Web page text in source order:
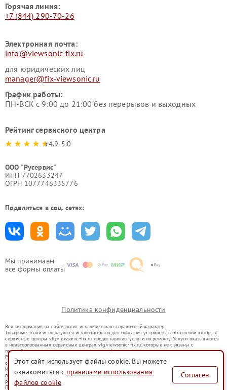
Мы принимаем
все формы оплаты
Горячая линия:
+7 (844) 290-70-26
Электронная почта:
info@viewsonic-fix.ru
для юридических лиц
manager@fix-viewsonic.ru
График работы:
ПН-ВСК с 9:00 до 21:00 без перерывов и выходных
Рейтинг сервисного центра
4.9-5.0
ООО "Русервис"
ИНН 7702633247
ОГРН 1077746335776
Поделиться в соц. сетях:
Политика конфиденциальности
Вся информация на сайте носит исключительно справочный характер.
Товарные знаки используются исключительно для описания устройств, в отношении которых
сервисные центры vlg.viewsonic-fix.ru предоставляют услуги по ремонту. Услуги оказываются
в неавторизованных сервисных центрах vlg.viewsonic-fix.ru, которые не связаны с
правообладателями товарных знаков или их официальными представителями.
Ремонт осуществляется для устройств, уже введенных в гражданский оборот в соответствии
со статьей 1487 ГК РФ.
Использование товарных знаков не преследует цели индивидуализации услуг или введения
потребителей в заблуждение, а служит для информирования о предоставляемых услугах по
ремонту техники указанных брендов.
Представленная на сайте информация не является публичной офертой, определяемой
Этот сайт использует файлы cookie. Вы можете
ознакомиться с правилами использования
файлов cookie
Согласен